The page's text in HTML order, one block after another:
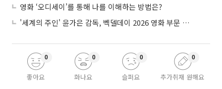
영화 ‘오디세이’를 통해 나를 이해하는 방법은?
'세계의 주인' 윤가은 감독, 벡델데이 2026 영화 부문 벡델리안 감독 선정
좋아요
0
화나요
0
슬퍼요
0
추가취재 원해요
0